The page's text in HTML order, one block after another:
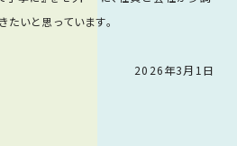
いと思っています。
2026年3月1日